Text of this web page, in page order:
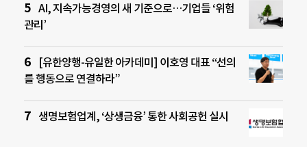
AI, 지속가능경영의 새 기준으로…기업들 ‘위험
관리’
[유한양행-유일한 아카데미] 이호영 대표 “선의
를 행동으로 연결하라”
생명보험업계, ‘상생금융’ 통한 사회공헌 실시